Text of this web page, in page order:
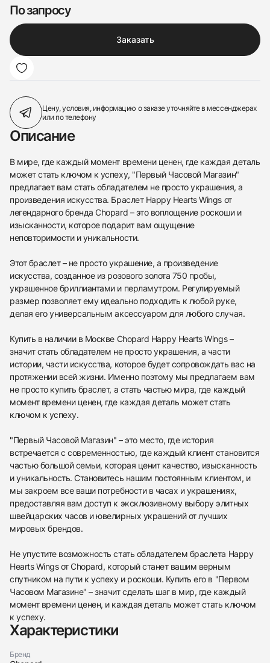
438
285
145
142
205
204
195
150
6
По запросу
Заказать
Цену, условия, информацию о заказеуточняйте в мессенджерах
или по телефону
Описание
В мире, где каждый момент времени ценен, где каждая деталь
может стать ключом к успеху, "Первый Часовой Магазин"
предлагает вам стать обладателем не просто украшения, а
произведения искусства. Браслет Happy Hearts Wings от
легендарного бренда Chopard – это воплощение роскоши и
изысканности, которое подарит вам ощущение
неповторимости и уникальности.
Этот браслет – не просто украшение, а произведение
искусства, созданное из розового золота 750 пробы,
украшенное бриллиантами и перламутром. Регулируемый
размер позволяет ему идеально подходить к любой руке,
делая его универсальным аксессуаром для любого случая.
Купить в наличии в Москве Chopard Happy Hearts Wings –
значит стать обладателем не просто украшения, а части
истории, части искусства, которое будет сопровождать вас на
протяжении всей жизни. Именно поэтому мы предлагаем вам
не просто купить браслет, а стать частью мира, где каждый
момент времени ценен, где каждая деталь может стать
ключом к успеху.
"Первый Часовой Магазин" – это место, где история
встречается с современностью, где каждый клиент становится
частью большой семьи, которая ценит качество, изысканность
и уникальность. Становитесь нашим постоянным клиентом, и
мы закроем все ваши потребности в часах и украшениях,
предоставляя вам доступ к эксклюзивному выбору элитных
швейцарских часов и ювелирных украшений от лучших
мировых брендов.
Не упустите возможность стать обладателем браслета Happy
Hearts Wings от Chopard, который станет вашим верным
спутником на пути к успеху и роскоши. Купить его в "Первом
Часовом Магазине" – значит сделать шаг в мир, где каждый
момент времени ценен, и каждая деталь может стать ключом
к успеху.
Характеристики
Бренд